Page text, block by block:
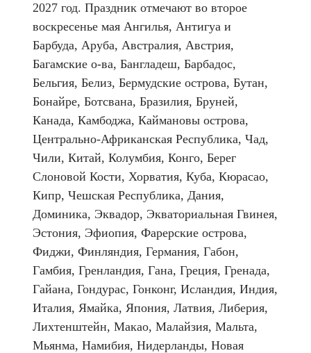
2027 год. Праздник отмечают во второе
воскресенье мая Ангилья, Антигуа и
Барбуда, Аруба, Австралия, Австрия,
Багамские о-ва, Бангладеш, Барбадос,
Бельгия, Белиз, Бермудские острова, Бутан,
Бонайре, Ботсвана, Бразилия, Бруней,
Канада, Камбоджа, Каймановы острова,
Центрально-Африканская Республика, Чад,
Чили, Китай, Колумбия, Конго, Берег
Слоновой Кости, Хорватия, Куба, Кюрасао,
Кипр, Чешская Республика, Дания,
Доминика, Эквадор, Экваториальная Гвинея,
Эстония, Эфиопия, Фарерские острова,
Фиджи, Финляндия, Германия, Габон,
Гамбия, Гренландия, Гана, Греция, Гренада,
Гайана, Гондурас, Гонконг, Исландия, Индия,
Италия, Ямайка, Япония, Латвия, Либерия,
Лихтенштейн, Макао, Малайзия, Мальта,
Мьянма, Намибия, Нидерланды, Новая